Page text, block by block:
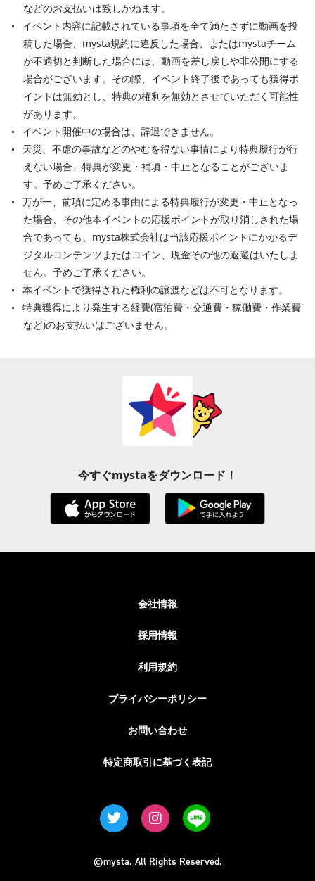
などのお支払いは致しかねます。
イベント内容に記載されている事項を全て満たさずに動画を投
稿した場合、mysta規約に違反した場合、またはmystaチーム
が不適切と判断した場合には、動画を差し戻しや非公開にする
場合がございます。その際、イベント終了後であっても獲得ポ
イントは無効とし、特典の権利を無効とさせていただく可能性
があります。
イベント開催中の場合は、辞退できません。
天災、不慮の事故などのやむを得ない事情により特典履行が行
えない場合、特典が変更・補填・中止となることがございま
す。予めご了承ください。
万が一、前項に定める事由による特典履行が変更・中止となっ
た場合、その他本イベントの応援ポイントが取り消しされた場
合であっても、mysta株式会社は当該応援ポイントにかかるデ
ジタルコンテンツまたはコイン、現金その他の返還はいたしま
せん。予めご了承ください。
本イベントで獲得された権利の譲渡などは不可となります。
特典獲得により発生する経費(宿泊費・交通費・稼働費・作業費
など)のお支払いはございません。
今すぐmystaをダウンロード！
会社情報
採用情報
利用規約
プライバシーポリシー
お問い合わせ
特定商取引に基づく表記
©mysta. All Rights Reserved.